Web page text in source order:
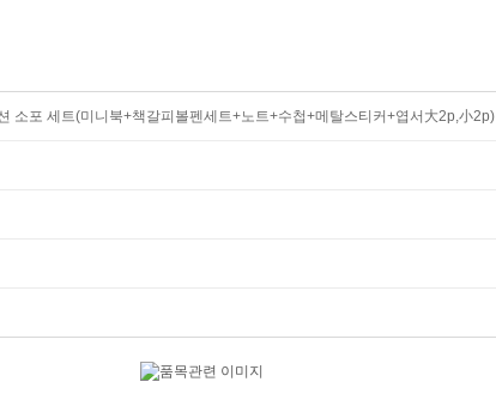
소포 세트(미니북+책갈피볼펜세트+노트+수첩+메탈스티커+엽서大2p,小2p)